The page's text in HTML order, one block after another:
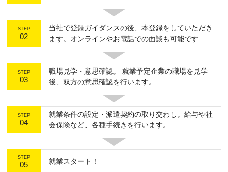
STEP
02
当社で登録ガイダンスの後、本登録をしていただき
ます。オンラインやお電話での面談も可能です
STEP
03
職場見学・意思確認。 就業予定企業の職場を見学
後、双方の意思確認を行います。
STEP
04
就業条件の設定・派遣契約の取り交わし。給与や社
会保険など、各種手続きを行います。
STEP
05 就業スタート！